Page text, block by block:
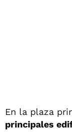
En la plaza
principales